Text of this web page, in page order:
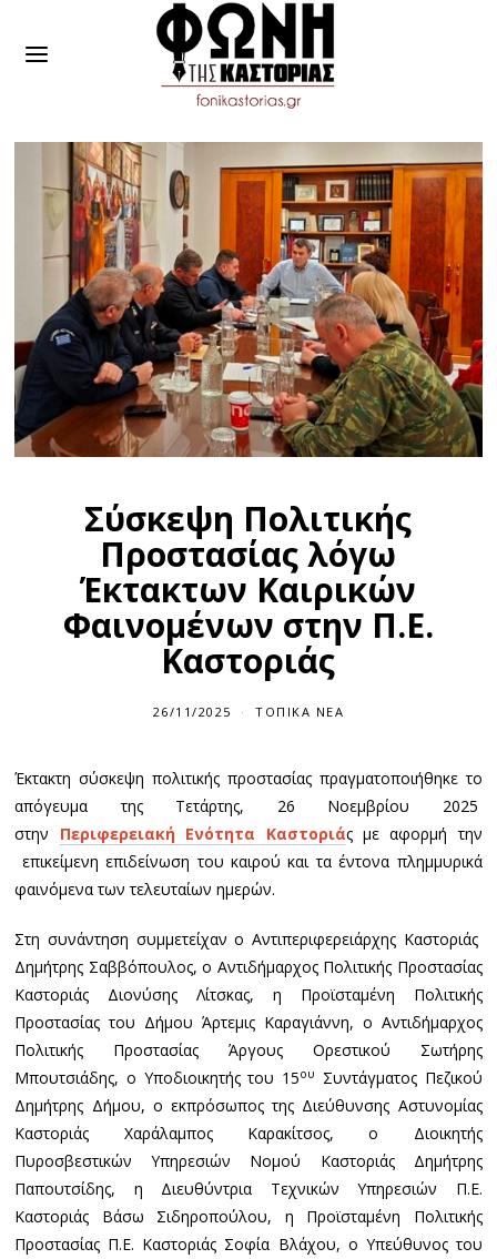
Σύσκεψη Πολιτικής
Προστασίας λόγω
Έκτακτων Καιρικών
Φαινομένων στην Π.Ε.
Καστοριάς
26/11/2025 ΤΟΠΙΚΆ ΝΈΑ
Έκτακτη σύσκεψη πολιτικής προστασίας πραγματοποιήθηκε το
απόγευμα της Τετάρτης, 26 Νοεμβρίου 2025
στην Περιφερειακή Ενότητα Καστοριάς με αφορμή την
επικείμενη επιδείνωση του καιρού και τα έντονα πλημμυρικά
φαινόμενα των τελευταίων ημερών.
Στη συνάντηση συμμετείχαν ο Αντιπεριφερειάρχης Καστοριάς
Δημήτρης Σαββόπουλος, ο Αντιδήμαρχος Πολιτικής Προστασίας
Καστοριάς Διονύσης Λίτσκας, η Προϊσταμένη Πολιτικής
Προστασίας του Δήμου Άρτεμις Καραγιάννη, ο Αντιδήμαρχος
Πολιτικής Προστασίας Άργους Ορεστικού Σωτήρης
Μπουτσιάδης, ο Υποδιοικητής του 15ου
Συντάγματος Πεζικού
Δημήτρης Δήμου, ο εκπρόσωπος της Διεύθυνσης Αστυνομίας
Καστοριάς Χαράλαμπος Καρακίτσος, ο Διοικητής
Πυροσβεστικών Υπηρεσιών Νομού Καστοριάς Δημήτρης
Παπουτσίδης, η Διευθύντρια Τεχνικών Υπηρεσιών Π.Ε.
Καστοριάς Βάσω Σιδηροπούλου, η Προϊσταμένη Πολιτικής
Προστασίας Π.Ε. Καστοριάς Σοφία Βλάχου, ο Υπεύθυνος του